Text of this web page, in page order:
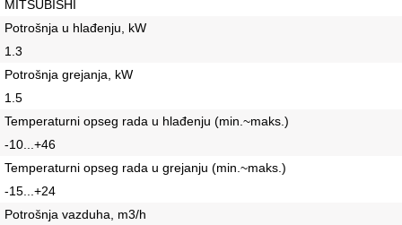
MITSUBISHI
Potrošnja u hlađenju, kW
1.3
Potrošnja grejanja, kW
1.5
Temperaturni opseg rada u hlađenju (min.~maks.)
-10...+46
Temperaturni opseg rada u grejanju (min.~maks.)
-15...+24
Potrošnja vazduha, m3/h